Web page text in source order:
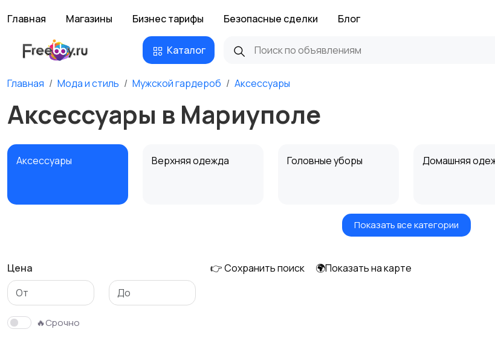
Главная Магазины Бизнес тарифы Безопасные сделки Блог
Каталог
Главная Мода и стиль Мужской гардероб Аксессуары
Аксессуары в Мариуполе
Аксессуары Верхняя одежда Головные уборы Домашняя
Свитеры и
Футболки и поло Штаны и шорты
Показать все категории
Цена
🔥Срочно
👉 Сохранить поиск 🌍Показать на карте